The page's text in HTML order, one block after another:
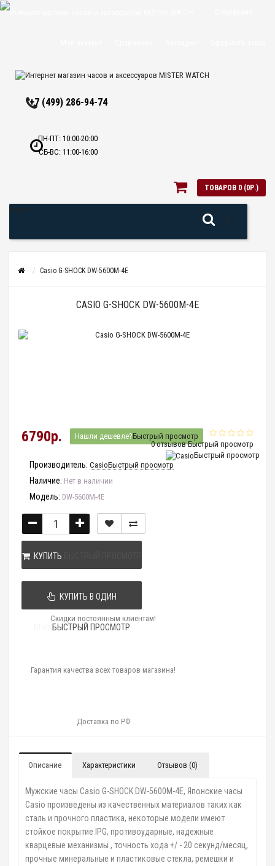
+7 (499) 286-94-74
ПН-ПТ: 10:00-20:00
СБ-ВС: 11:00-16:00
ТОВАРОВ 0 (0Р.)
Casio G-SHOCK DW-5600M-4E
CASIO G-SHOCK DW-5600M-4E
0 отзывов Быстрый просмотр
Быстрый просмотр
6790р. Нашли дешевле?Быстрый просмотр
Производитель: CasioБыстрый просмотр
Наличие: Нет в наличии
Модель: DW-5600M-4E
КУПИТЬ
КУПИТЬ В ОДИН
БЫСТРЫЙ ПРОСМОТР
Скидки постоянным клиентам!
Гарантия качества всех товаров магазина!
Доставка по РФ
Описание Характеристики Отзывов (0)
Мужские часы Casio G-SHOCK DW-5600M-4E, Японские часы
Casio произведены из качественных материалов таких как
сталь и прочного пластика, некоторые модели имеют
стойкое покрытие IPG, противоударные, надежные
кварцевые механизмы , точность хода +/ - 20 секунд/месяц,
прочные минеральные и пластиковые стекла, ремешки и